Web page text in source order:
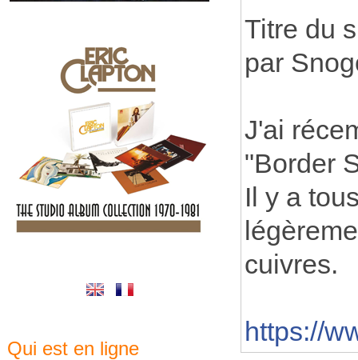
Qui est en ligne
Titre du
par
J'ai
"Border
Il y a
cuivres.
https://